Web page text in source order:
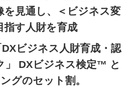
を見通し、＜ビジネス変
指す人財を育成
DXビジネス人財育成・認
」 DXビジネス検定™ と
グのセット割。